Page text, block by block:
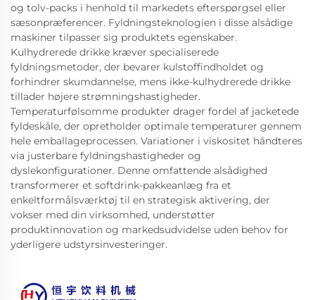
og tolv-packs i henhold til markedets efterspørgsel eller
sæsonpræferencer. Fyldningsteknologien i disse alsådige
maskiner tilpasser sig produktets egenskaber.
Kulhydrerede drikke kræver specialiserede
fyldningsmetoder, der bevarer kulstoffindholdet og
forhindrer skumdannelse, mens ikke-kulhydrerede drikke
tillader højere strømningshastigheder.
Temperaturfølsomme produkter drager fordel af jacketede
fyldeskåle, der opretholder optimale temperaturer gennem
hele emballageprocessen. Variationer i viskositet håndteres
via justerbare fyldningshastigheder og
dyslekonfigurationer. Denne omfattende alsådighed
transformerer et softdrink-pakkeanlæg fra et
enkeltformålsværktøj til en strategisk aktivering, der
vokser med din virksomhed, understøtter
produktinnovation og markedsudvidelse uden behov for
yderligere udstyrsinvesteringer.